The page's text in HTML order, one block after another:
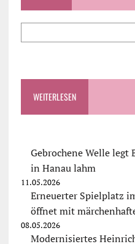
WEITERLESEN
Gebrochene Welle
in Hanau lahm
11.05.2026
Erneuerter Spielplatz
öffnet mit
08.05.2026
Modernisiertes